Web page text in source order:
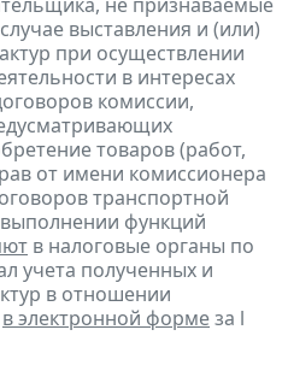
выставления и (или)
при осуществлении
в интересах
комиссии,
товаров (работ,
от имени комиссионера
транспортной
функций
в налоговые органы по
учета полученных и
в отношении
в электронной формеза l